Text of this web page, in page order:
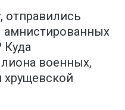
отправились
Куда
военных,